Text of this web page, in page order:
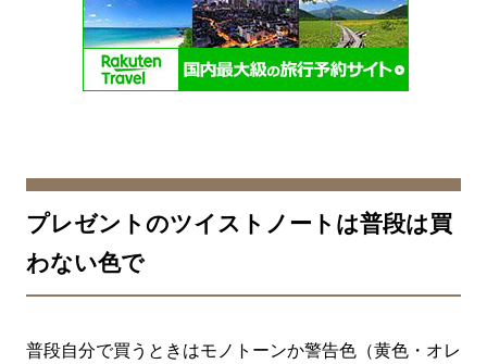
プレゼントのツイストノートは普段は買
わない色で
普段自分で買うときはモノトーンか警告色（黄色・オレ